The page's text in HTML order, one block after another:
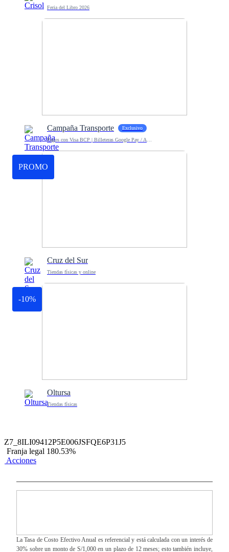
Feria del Libro 2026
Campaña Transporte Exclusivo
PROMO
Cruz del Sur
Tiendas físicas y online
-10%
Oltursa
Tiendas físicas
Z7_8ILI09412P5E006JSFQE6P31J5
Franja legal 180.53%
Acciones
La Tasa de Costo Efectivo Anual es referencial y está calculada con un interés de
30% sobre un monto de S/1,000 en un plazo de 12 meses; esto también incluye,